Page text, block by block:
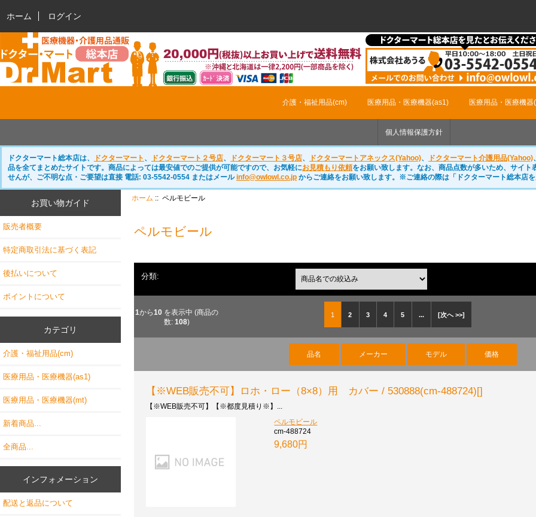
ホーム ログイン
介護・福祉用品(cm) 医療用品・医療機器(as1) 医療用品・医療機器
個人情報保護方針
ドクターマート総本店は、 ドクターマート 、 ドクターマート２号店、 ドクターマート３号店、 ドクターマートアネックス(Yahoo)、 ドクターマート介護用品(Yahoo)
品を全てまとめたサイトです。商品によっては最安値でのご提供が可能ですので、お気軽にお見積もり依頼をお願い致します。なお、商品点数が多いため、サイ
せんが、ご不明な点・ご要望は直接 電話: 03-5542-0554 またはメールinfo@owlowl.co.jp からご連絡をお願い致します。※ご連絡の際は「ドクターマート総本店
お買い物ガイド
販売者概要
特定商取引法に基づく表記
後払いについて
ポイントについて
カテゴリ
介護・福祉用品(cm)
医療用品・医療機器(as1)
医療用品・医療機器(mt)
新着商品...
全商品...
インフォメーション
配送と返品について
ホーム :: ペルモビール
ペルモビール
分類:
1 2 3 4 5 ... [次へ >>]
1から10 を表示中 (商品の
数:108)
品名 メーカー モデル 価格
【※WEB販売不可】ロホ・ロー（8×8）用 カバー / 530888(cm-488724)[]
【※WEB販売不可】【※都度見積り※】...
ペルモビール
cm-488724
9,680円